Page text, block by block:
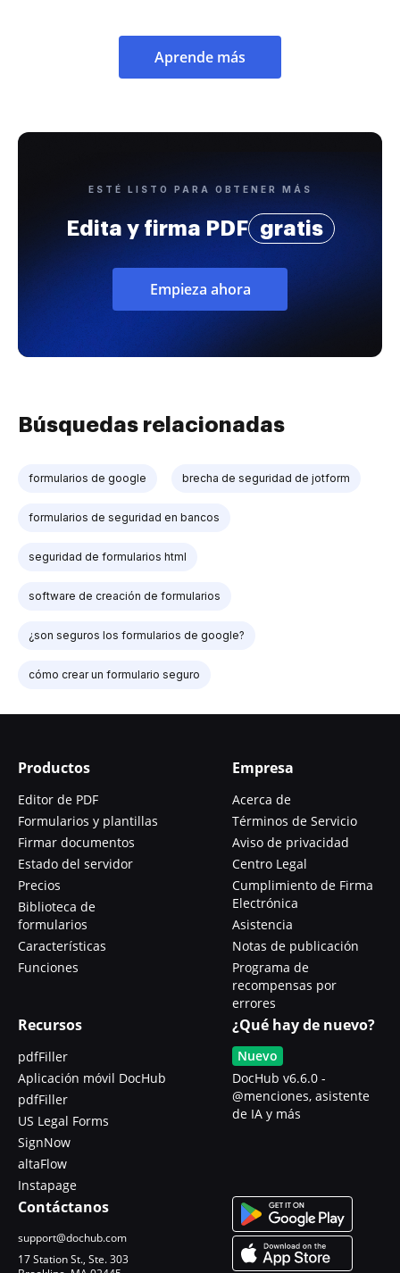
Aprende más
ESTÉ LISTO PARA OBTENER MÁS
Edita y firma PDF gratis
Empieza ahora
Búsquedas relacionadas
formularios de google brecha de seguridad de jotform
formularios de seguridad en bancos
seguridad de formularios html
software de creación de formularios
¿son seguros los formularios de google?
cómo crear un formulario seguro
Productos
Editor de PDF
Formularios y plantillas
Firmar documentos
Estado del servidor
Precios
Biblioteca de
formularios
Características
Funciones
Empresa
Acerca de
Términos de Servicio
Aviso de privacidad
Centro Legal
Cumplimiento de Firma
Electrónica
Asistencia
Notas de publicación
Programa de
recompensas por
errores
Recursos
pdfFiller
Aplicación móvil DocHub
pdfFiller
US Legal Forms
SignNow
altaFlow
Instapage
¿Qué hay de nuevo?
Nuevo
DocHub v6.6.0 -
@menciones, asistente
de IA y más
Contáctanos
support@dochub.com
17 Station St., Ste. 303